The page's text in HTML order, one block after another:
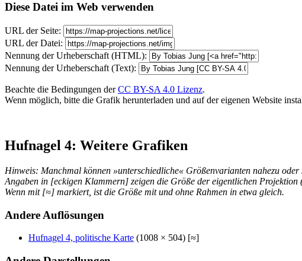
Diese Datei im Web verwenden
URL der Seite:
URL der Datei:
Nennung der Urheberschaft (HTML):
Nennung der Urheberschaft (Text):
Beachte die Bedingungen derCC BY-SA 4.0 Lizenz.
Wenn möglich, bitte die Grafik herunterladen und auf der eigenen Website
Hufnagel 4: Weitere Grafiken
Hinweis: Manchmal können »unterschiedliche« Größenvarianten nahezu oder
Angaben in [eckigen Klammern] zeigen die Größe der eigentlichen Projektion
Wenn mit [≈] markiert, ist die Größe mit und ohne Rahmen in etwa gleich.
Andere Auflösungen
Hufnagel 4, politische Karte (1008 × 504) [≈]